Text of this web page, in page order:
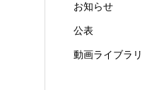
お知らせ
公表
動画ライブラリ